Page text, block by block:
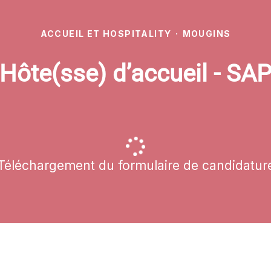
ACCUEIL ET HOSPITALITY · MOUGINS
Hôte(sse) d’accueil - SAP
du formulaire de